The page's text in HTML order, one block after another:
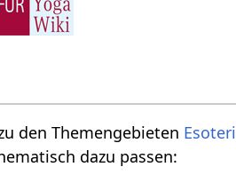
den Themengebieten
dazu passen: